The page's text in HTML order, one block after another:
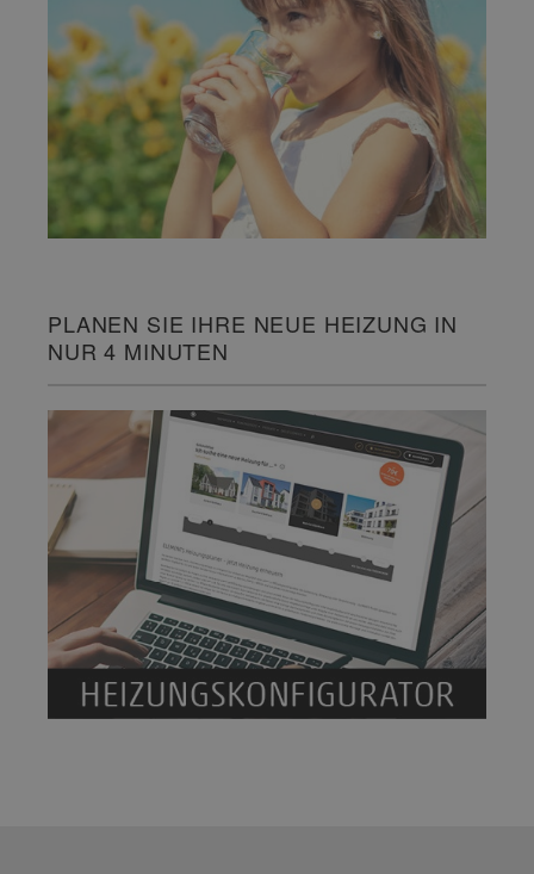
PLANEN SIE IHRE NEUE HEIZUNG IN
NUR 4 MINUTEN